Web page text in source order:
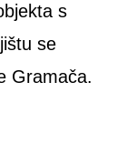
s
se
Gramača.